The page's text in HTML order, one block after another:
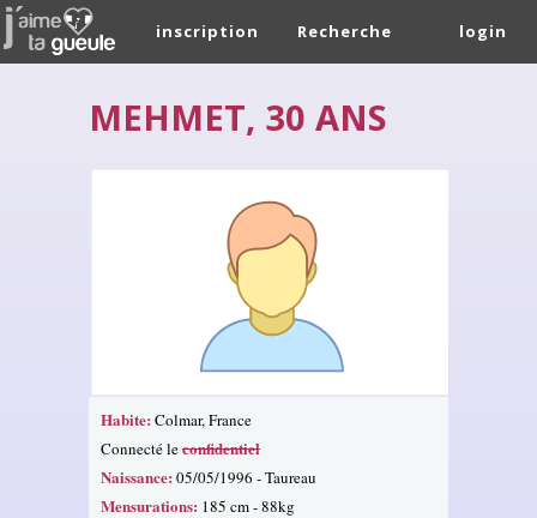
inscription Recherche login
MEHMET, 30 ANS
Habite: Colmar, France
Connecté leconfidentiel
Naissance: 05/05/1996 - Taureau
Mensurations: 185 cm - 88kg